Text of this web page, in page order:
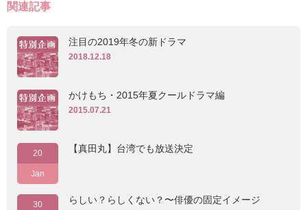
関連記事
注目の2019年冬の新ドラマ
2018.12.18
かけもち・2015年夏クールドラマ編
2015.07.21
20
Jan
【真田丸】台湾でも放送決定
30 らしい？らしくない？〜俳優の固定イメージ